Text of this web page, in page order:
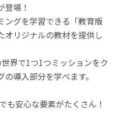
場！
ングを学習できる「教育版
オリジナルの教材を提供し
界で1つ1つミッションをク
導入部分を学べます。
安心な要素がたくさん！